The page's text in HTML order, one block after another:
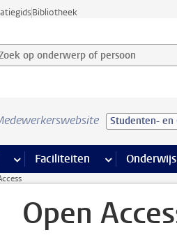
Bibliotheek
op onderwerp of persoon en
Studenten- en
pagina’s
meer ICT pagina’s
Faciliteiten meerOnderwijs
Open